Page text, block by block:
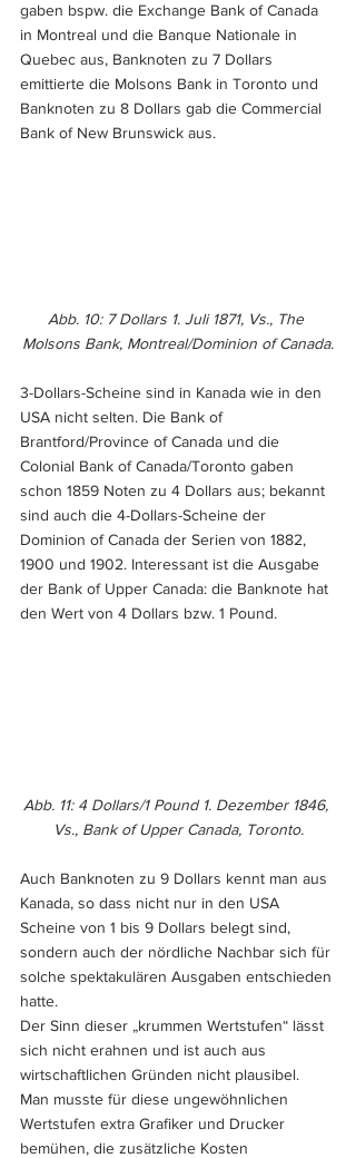
gaben bspw. die Exchange Bank of Canada
in Montreal und die Banque Nationale in
Quebec aus, Banknoten zu 7 Dollars
emittierte die Molsons Bank in Toronto und
Banknoten zu 8 Dollars gab die Commercial
Bank of New Brunswick aus.
Abb. 10: 7 Dollars 1. Juli 1871, Vs., The
Molsons Bank, Montreal/Dominion of Canada.
3-Dollars-Scheine sind in Kanada wie in den
USA nicht selten. Die Bank of
Brantford/Province of Canada und die
Colonial Bank of Canada/Toronto gaben
schon 1859 Noten zu 4 Dollars aus; bekannt
sind auch die 4-Dollars-Scheine der
Dominion of Canada der Serien von 1882,
1900 und 1902. Interessant ist die Ausgabe
der Bank of Upper Canada: die Banknote hat
den Wert von 4 Dollars bzw. 1 Pound.
Abb. 11: 4 Dollars/1 Pound 1. Dezember 1846,
Vs., Bank of Upper Canada, Toronto.
Auch Banknoten zu 9 Dollars kennt man aus
Kanada, so dass nicht nur in den USA
Scheine von 1 bis 9 Dollars belegt sind,
sondern auch der nördliche Nachbar sich für
solche spektakulären Ausgaben entschieden
hatte.
Der Sinn dieser „krummen Wertstufen“ lässt
sich nicht erahnen und ist auch aus
wirtschaftlichen Gründen nicht plausibel.
Man musste für diese ungewöhnlichen
Wertstufen extra Grafiker und Drucker
bemühen, die zusätzliche Kosten